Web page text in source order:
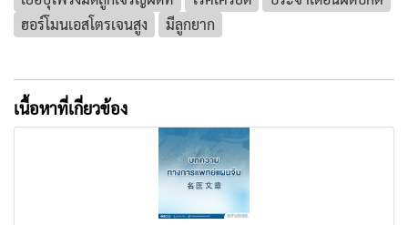
ฮอร์โมนเอสโตรเจนสูง
มีลูกยาก
เนื้อหาที่เกี่ยวข้อง